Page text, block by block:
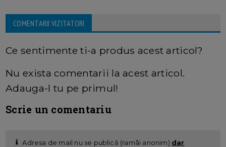
COMENTARII VIZITATORI
Ce sentimente ti-a produs acest articol?
Nu exista comentarii la acest articol.
Adauga-l tu pe primul!
Scrie un comentariu
Adresa de mail nu se publică (ramâi anonim) dar